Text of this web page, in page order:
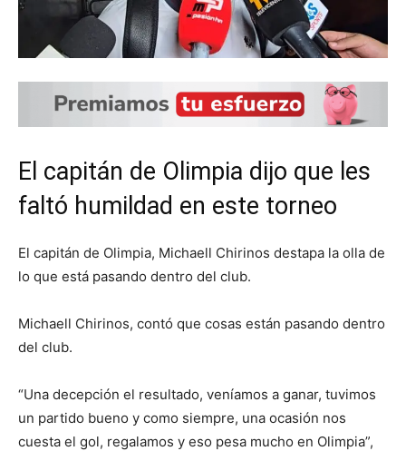
El capitán de Olimpia dijo que les
faltó humildad en este torneo
El capitán de Olimpia, Michaell Chirinos destapa la olla de
lo que está pasando dentro del club.
Michaell Chirinos, contó que cosas están pasando dentro
del club.
“Una decepción el resultado, veníamos a ganar, tuvimos
un partido bueno y como siempre, una ocasión nos
cuesta el gol, regalamos y eso pesa mucho en Olimpia”,